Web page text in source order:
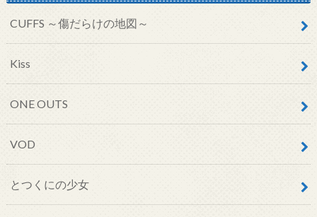
CUFFS ～傷だらけの地図～
Kiss
ONE OUTS
VOD
とつくにの少女